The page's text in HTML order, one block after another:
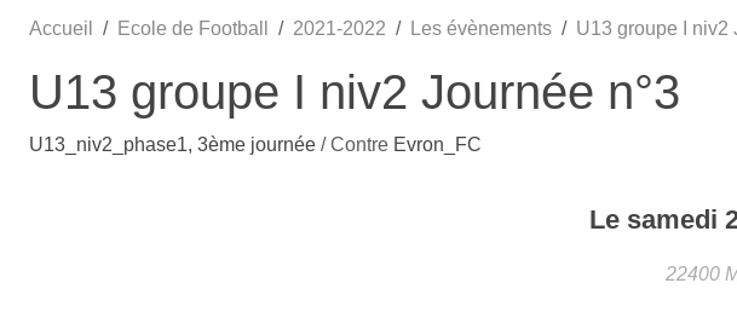
Accueil Ecole de Football 2021-2022 Les évènements U13 groupe I niv2
U13 groupe I niv2 Journée n°3
U13_niv2_phase1, 3ème journée / Contre Evron_FC
Le samedi
22400